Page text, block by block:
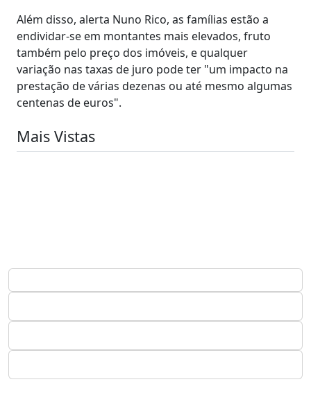
Além disso, alerta Nuno Rico, as famílias estão a
endividar-se em montantes mais elevados, fruto
também pelo preço dos imóveis, e qualquer
variação nas taxas de juro pode ter "um impacto na
prestação de várias dezenas ou até mesmo algumas
centenas de euros".
Mais Vistas